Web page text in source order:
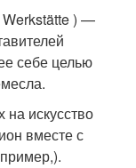
) —
себе целью
на искусство
вместе с